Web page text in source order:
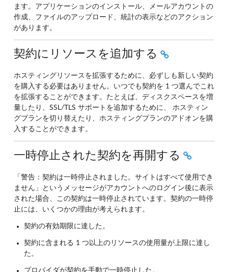
ます。アプリケーションのインストール、メールアカウントの
作成、ファイルのアップロード、統計の表示などのアクション
があります。
契約にリソースを追加する
ホスティングリソースを拡張するために、必ずしも新しい契約
を購入する必要はありません。いつでも契約を 1 つ選んでこれ
を拡張することができます。たとえば、ディスクスペースを増
量したり、SSL/TLS サポートを追加するために、 ホスティン
グプランを切り替えたり、ホスティングプランのアドオンを購
入することができます。
一時停止された契約を再開する
「警告：契約は一時停止されました。サイトはすべて使用でき
ません」というメッセージがアカウントへのログイン後に表示
された場合、この契約は一時停止されています。契約の一時停
止には、いくつかの理由が考えられます。
契約の有効期限に達した。
契約に含まれる 1 つ以上のリソースの使用量が上限に達し
た。
プロバイダが契約を手動で一時停止した。